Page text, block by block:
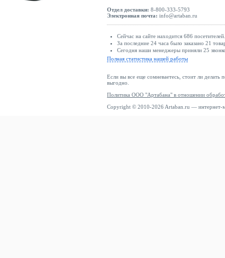
Отдел доставки: 8-800-333-5793
Электронная почта: info@artaban.ru
Сейчас на сайте находится 686 посетителей.
За последние 24 часа было заказано 21
Сегодня наши менеджеры приняли 25
Полная статистика нашей работы
Если вы все еще сомневаетесь, стоит ли делать
выгодно.
Политика ООО "Артабана" в отношении
Copyright © 2010-2026 Artaban.ru — интернет-